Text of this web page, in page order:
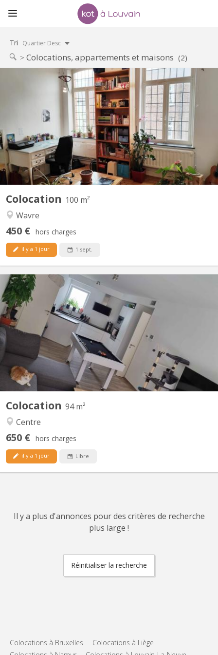
Tri Quartier Desc
Colocations, appartements et maisons (2)
Colocation 100 m²
Wavre
450 € hors charges
il y a 1 jour 1 sept.
KV 1374
Maison indépendante avec 4 belles chambres (3x20m2 +
1x12m2) à louer pour étudiant(e)s, au calme avec jardin.
Uniquement bail 12 mois 01/09/2026 - 31/08/2027 Pas de
domiciliation possible Pas d'animal Reste 1 chambres libre
Planchers en bois, chambres lumineuses. Cour intérieure, jardin
100m2,...
Colocation 94 m²
Centre
650 € hors charges
il y a 1 jour Libre
Bonjour, La seconde chambre se libère dans un appart 2
chambres. idéale pour un premier emménagement, tout est
meublé sauf la chambre. Disponible a partir du 15 septembre
2026, négociable plus tôt (début aout). La chambre fait 9M² dans
un appartement au centre de Courbevoie derrière l'esplanade à...
Il y a plus d'annonces pour des critères de recherche
plus large !
Réinitialiser la recherche
Colocations à Bruxelles
Colocations à Liège